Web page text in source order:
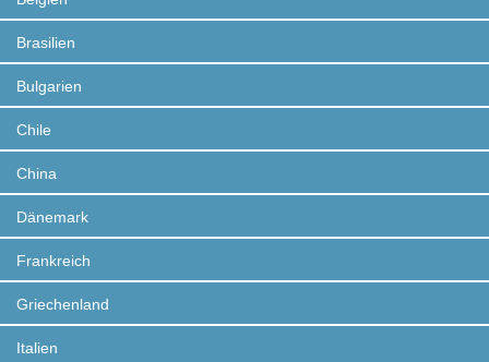
Brasilien
Bulgarien
Chile
China
Dänemark
Frankreich
Griechenland
Italien